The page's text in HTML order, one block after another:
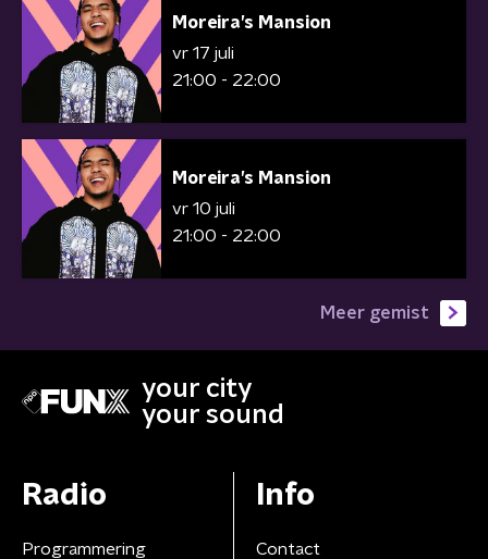
Moreira’s Mansion
vr 17 juli
21:00 - 22:00
Moreira’s Mansion
vr 10 juli
21:00 - 22:00
Meer gemist
your city
your sound
Radio
Programmering
Info
Contact